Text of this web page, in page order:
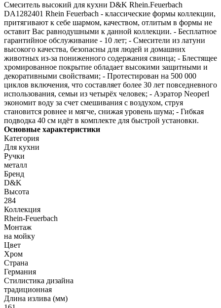
Смеситель высокий для кухни D&K Rhein.Feuerbach
DA1282401 Rhein Feuerbach - классические формы коллекции,
притягивают к себе шармом, качеством, отлитым в формы не
оставит Вас равнодушными к данной коллекции. - Бесплатное
гарантийное обслуживание - 10 лет; - Смесители из латуни
высокого качества, безопасны для людей и домашних
животных из-за пониженного содержания свинца; - Блестящее
хромированное покрытие обладает высокими защитными и
декоративными свойствами; - Протестирован на 500 000
циклов включения, что составляет более 30 лет повседневного
использования, семьи из четырёх человек; - Аэратор Neoperl
экономит воду за счет смешивания с воздухом, струя
становится ровнее и мягче, снижая уровень шума; - Гибкая
подводка 40 см идёт в комплекте для быстрой установки.
Основные характеристики
Категория
Для кухни
Ручки
металл
Бренд
D&K
Высота
284
Коллекция
Rhein-Feuerbach
Монтаж
на мойку
Цвет
Хром
Страна
Германия
Стилистика дизайна
традиционная
Длина излива (мм)